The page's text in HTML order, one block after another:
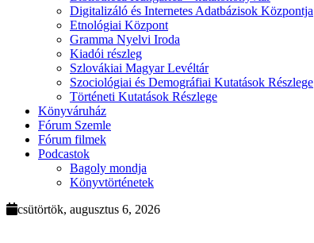
Digitalizáló és Internetes Adatbázisok Központja
Etnológiai Központ
Gramma Nyelvi Iroda
Kiadói részleg
Szlovákiai Magyar Levéltár
Szociológiai és Demográfiai Kutatások Részlege
Történeti Kutatások Részlege
Könyváruház
Fórum Szemle
Fórum filmek
Podcastok
Bagoly mondja
Könyvtörténetek
csütörtök, augusztus 6, 2026